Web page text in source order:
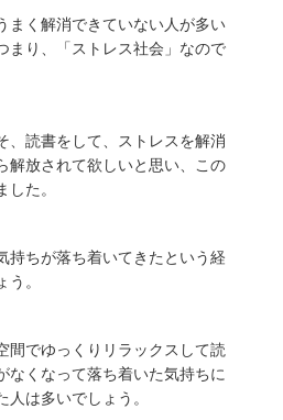
まく解消できていない人が多い
まり、「ストレス社会」なので
、読書をして、ストレスを解消
解放されて欲しいと思い、この
た。
持ちが落ち着いてきたという経
。
間でゆっくりリラックスして読
なくなって落ち着いた気持ちに
は多いでしょう。